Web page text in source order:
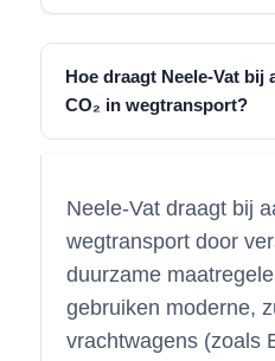
Hoe draagt Neele-Vat bij
CO₂ in wegtransport?
Neele-Vat draagt bij
wegtransport door
duurzame
gebruiken moderne,
vrachtwagens (zoals